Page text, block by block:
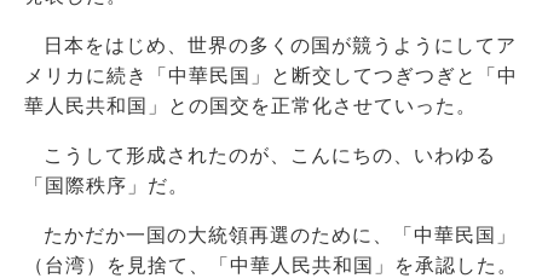
日本をはじめ、世界の多くの国が競うようにしてア
メリカに続き「中華民国」と断交してつぎつぎと「中
華人民共和国」との国交を正常化させていった。
こうして形成されたのが、こんにちの、いわゆる
「国際秩序」だ。
たかだか一国の大統領再選のために、「中華民国」
（台湾）を見捨て、「中華人民共和国」を承認した。